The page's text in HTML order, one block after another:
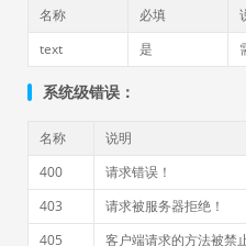
名称 必填
text
是
系统级错误：
名称
说明
400
请求错误！
403
请求被服务器拒绝！
405
客户端请求的方法被禁